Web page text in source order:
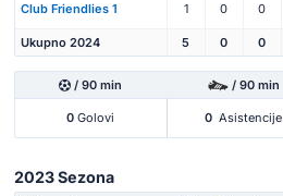
Club Friendlies 1 1 0 0
Ukupno 2024 5 0 0
/ 90 min / 90 min
0 Golovi 0 Asistencije
2023 Sezona